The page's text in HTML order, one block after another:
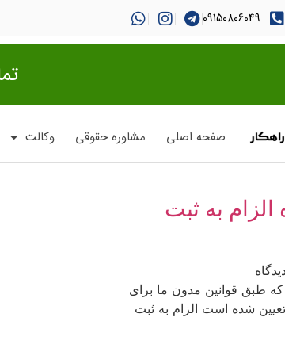
09150806049
صفحه اصلی مشاوره حقوقی وکالت
به ثبت
که طبق قوانین مدون ما برای
شده است الزام به ثبت